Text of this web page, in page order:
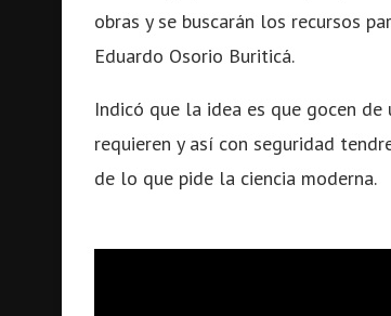
obras y se buscarán los recursos
Eduardo Osorio Buriticá.
Indicó que la idea es que gocen
requieren y así con seguridad
de lo que pide la ciencia moderna.